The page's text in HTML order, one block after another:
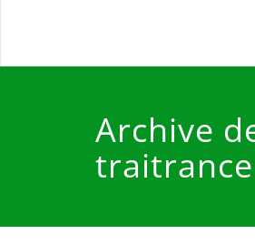
Archive
traitrance